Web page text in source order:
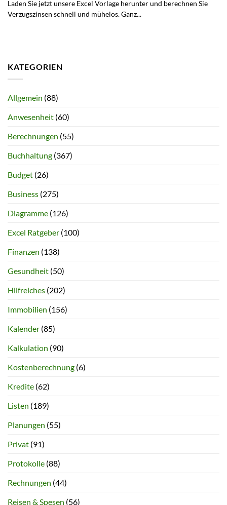
Laden Sie jetzt unsere Excel Vorlage herunter und berechnen Sie
Verzugszinsen schnell und mühelos. Ganz...
KATEGORIEN
Allgemein (88)
Anwesenheit (60)
Berechnungen (55)
Buchhaltung (367)
Budget (26)
Business (275)
Diagramme (126)
Excel Ratgeber (100)
Finanzen (138)
Gesundheit (50)
Hilfreiches (202)
Immobilien (156)
Kalender (85)
Kalkulation (90)
Kostenberechnung (6)
Kredite (62)
Listen (189)
Planungen (55)
Privat (91)
Protokolle (88)
Rechnungen (44)
Reisen & Spesen (56)